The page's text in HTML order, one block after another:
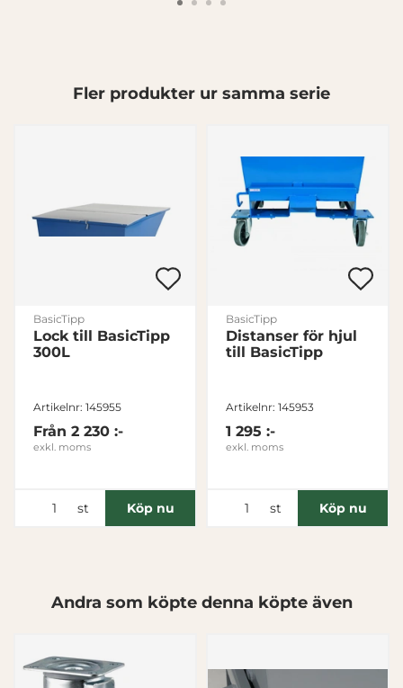
Fler produkter ur samma serie
BasicTipp
Lock till BasicTipp
300L
Artikelnr: 145955
Från 2 230 :-
exkl. moms
st Köp nu
BasicTipp
Distanser för hjul
till BasicTipp
Artikelnr: 145953
1 295 :-
exkl. moms
st Köp nu
Andra som köpte denna köpte även